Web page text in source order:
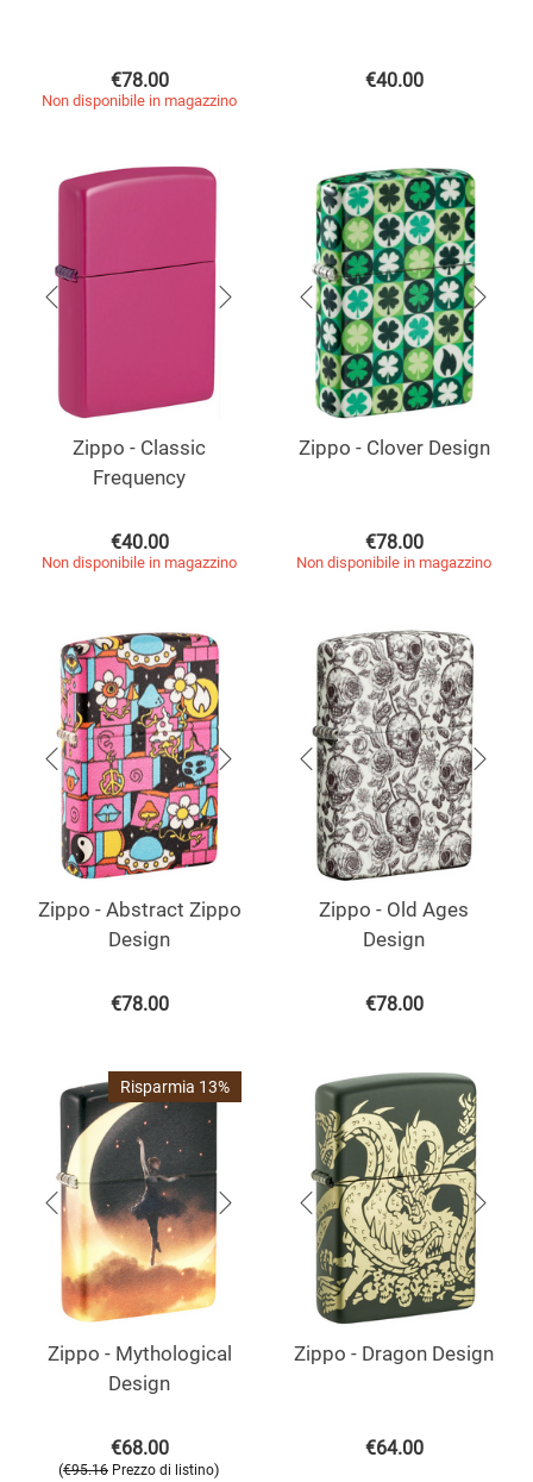
€78.00
Non disponibile in magazzino
€40.00
Zippo - Classic
Frequency
€40.00
Non disponibile in magazzino
Zippo - Clover Design
€78.00
Non disponibile in magazzino
Zippo - Abstract Zippo
Design
€78.00
Zippo - Old Ages
Design
€78.00
Risparmia 13%
Zippo - Mythological
Design
€68.00
(€95.16 Prezzo di listino)
Zippo - Dragon Design
€64.00